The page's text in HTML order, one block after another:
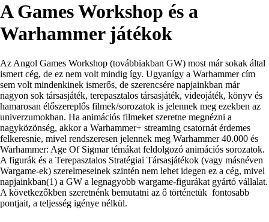
A Games Workshop és a
Warhammer játékok
Az Angol Games Workshop (továbbiakban GW) most már sokak által
ismert cég, de ez nem volt mindig így. Ugyanígy a Warhammer cím
sem volt mindenkinek ismerős, de szerencsére napjainkban már
nagyon sok társasjáték, terepasztalos társasjáték, videojáték, könyv és
hamarosan élőszereplős filmek/sorozatok is jelennek meg ezekben az
univerzumokban. Ha animációs filmeket szeretne megnézni a
nagyközönség, akkor a Warhammer+ streaming csatornát érdemes
felkeresnie, mivel rendszeresen jelennek meg Warhammer 40.000 és
Warhammer: Age Of Sigmar témákat feldolgozó animációs sorozatok.
A figurák és a Terepasztalos Stratégiai Társasjátékok (vagy másnéven
Wargame-ek) szerelmeseinek szintén nem lehet idegen ez a cég, mivel
napjainkban(1) a GW a legnagyobb wargame-figurákat gyártó vállalat.
A következőkben szeretnénk bemutatni az ő történetük fontosabb
pontjait, a teljesség igénye nélkül.